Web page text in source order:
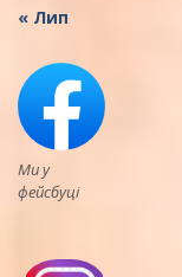
« Лип
Ми у
фейсбуці